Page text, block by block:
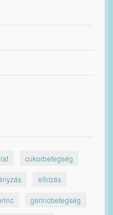
cukorbetegség
elhízás
gerincbetegség